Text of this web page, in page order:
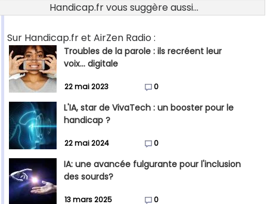
Handicap.fr vous suggère aussi...
Sur Handicap.fr et AirZen Radio :
Troubles de la parole : ils recréent leur
voix... digitale
22 mai 2023 0
L'IA, star de VivaTech : un booster pour le
handicap ?
22 mai 2024 0
IA: une avancée fulgurante pour l'inclusion
des sourds?
13 mars 2025 0